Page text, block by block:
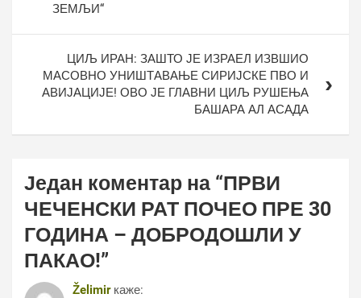
ЗЕМЉИ“
ЦИЉ ИРАН: ЗАШТО ЈЕ ИЗРАЕЛ ИЗВШИО
МАСОВНО УНИШТАВАЊЕ СИРИЈСКЕ ПВО И
АВИЈАЦИЈЕ! ОВО ЈЕ ГЛАВНИ ЦИЉ РУШЕЊА
БАШАРА АЛ АСАДА
Један коментар на “ПРВИ
ЧЕЧЕНСКИ РАТ ПОЧЕО ПРЕ 30
ГОДИНА – ДОБРОДОШЛИ У
ПАКАО!”
Želimir каже: